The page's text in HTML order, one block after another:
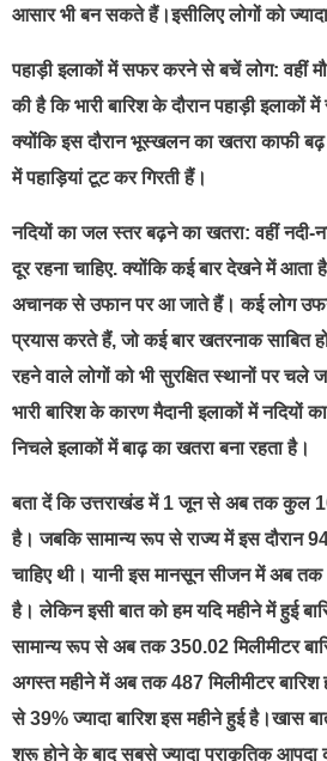
आसार भी बन सकते हैं।इसीलिए लोगों को
पहाड़ी इलाकों में सफर करने से बचें लोग: वहीं
की है कि भारी बारिश के दौरान पहाड़ी इलाकों
क्योंकि इस दौरान भूस्खलन का खतरा काफी बढ़
में पहाड़ियां टूट कर गिरती हैं।
नदियों का जल स्तर बढ़ने का खतरा: वहीं नदी-
दूर रहना चाहिए. क्योंकि कई बार देखने में आता
अचानक से उफान पर आ जाते हैं। कई लोग
प्रयास करते हैं, जो कई बार खतरनाक साबित
रहने वाले लोगों को भी सुरक्षित स्थानों पर चले
भारी बारिश के कारण मैदानी इलाकों में
निचले इलाकों में बाढ़ का खतरा बना रहता है।
बता दें कि उत्तराखंड में 1 जून से अब तक कुल
है। जबकि सामान्य रूप से राज्य में इस दौरान
चाहिए थी। यानी इस मानसून सीजन में अब तक
है। लेकिन इसी बात को हम यदि महीने में हुई
सामान्य रूप से अब तक 350.02 मिलीमीटर
अगस्त महीने में अब तक 487 मिलीमीटर बारिश
से 39% ज्यादा बारिश इस महीने हुई है।खास
शुरू होने के बाद सबसे ज्यादा प्राकृतिक आपदा